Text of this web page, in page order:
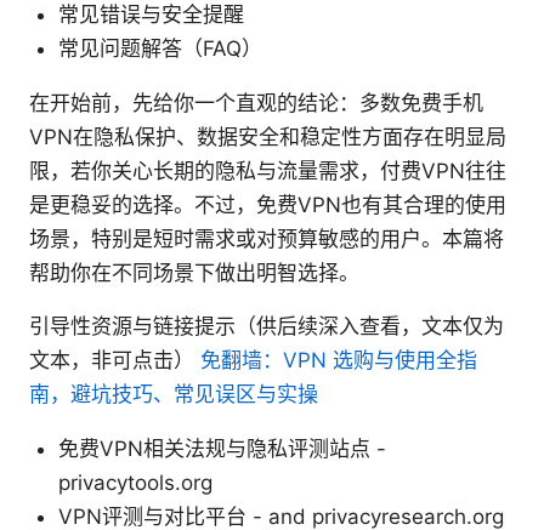
常见错误与安全提醒
常见问题解答（FAQ）
在开始前，先给你一个直观的结论：多数免费手机
VPN在隐私保护、数据安全和稳定性方面存在明显局
限，若你关心长期的隐私与流量需求，付费VPN往往
是更稳妥的选择。不过，免费VPN也有其合理的使用
场景，特别是短时需求或对预算敏感的用户。本篇将
帮助你在不同场景下做出明智选择。
引导性资源与链接提示（供后续深入查看，文本仅为
文本，非可点击） 免翻墙：VPN 选购与使用全指
南，避坑技巧、常见误区与实操
免费VPN相关法规与隐私评测站点 -
privacytools.org
VPN评测与对比平台 - and privacyresearch.org